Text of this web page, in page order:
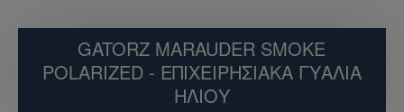
GATORZ MARAUDER SMOKE
POLARIZED - ΕΠΙΧΕΙΡΗΣΙΑΚΆ ΓΥΑΛΙΆ
ΗΛΊΟΥ